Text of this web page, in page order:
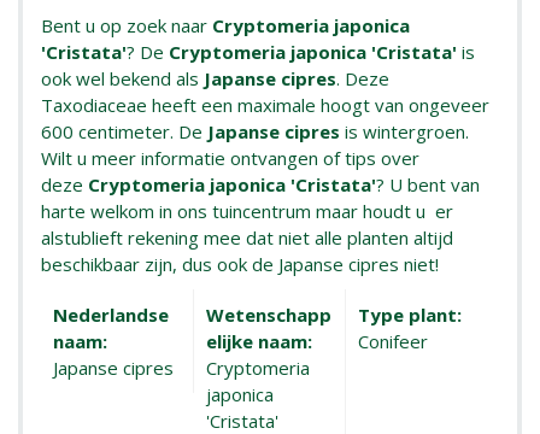
Bent u op zoek naar Cryptomeria japonica
'Cristata'? De Cryptomeria japonica 'Cristata' is
ook wel bekend als Japanse cipres. Deze
Taxodiaceae heeft een maximale hoogt van ongeveer
600 centimeter. De Japanse cipres is wintergroen.
Wilt u meer informatie ontvangen of tips over
deze Cryptomeria japonica 'Cristata'? U bent van
harte welkom in ons tuincentrum maar houdt u er
alstublieft rekening mee dat niet alle planten altijd
beschikbaar zijn, dus ook de Japanse cipres niet!
Nederlandse
naam:
Japanse cipres
Wetenschapp
elijke naam:
Cryptomeria
japonica
'Cristata'
Type plant:
Conifeer